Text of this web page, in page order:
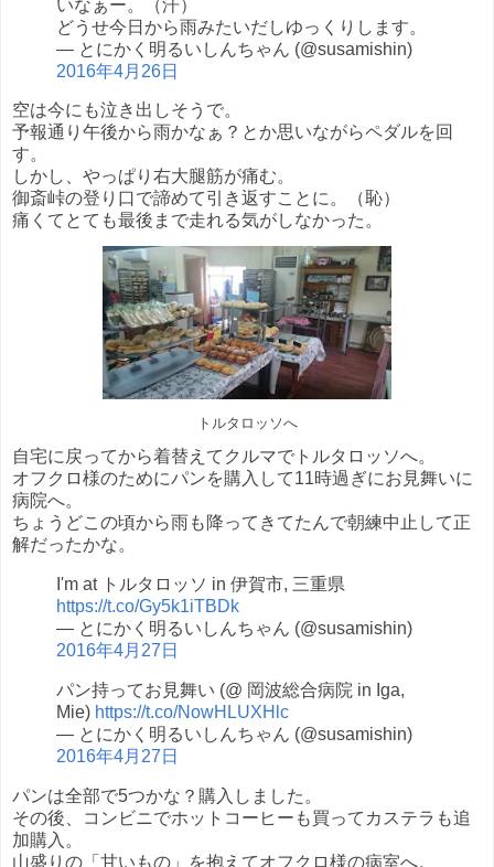
いなぁー。（汗）
どうせ今日から雨みたいだしゆっくりします。
— とにかく明るいしんちゃん (@susamishin)
2016年4月26日
空は今にも泣き出しそうで。
予報通り午後から雨かなぁ？とか思いながらペダルを回
す。
しかし、やっぱり右大腿筋が痛む。
御斎峠の登り口で諦めて引き返すことに。（恥）
痛くてとても最後まで走れる気がしなかった。
トルタロッソへ
自宅に戻ってから着替えてクルマでトルタロッソへ。
オフクロ様のためにパンを購入して11時過ぎにお見舞いに
病院へ。
ちょうどこの頃から雨も降ってきてたんで朝練中止して正
解だったかな。
I'm at トルタロッソ in 伊賀市, 三重県
https://t.co/Gy5k1iTBDk
— とにかく明るいしんちゃん (@susamishin)
2016年4月27日
パン持ってお見舞い (@ 岡波総合病院 in Iga,
Mie) https://t.co/NowHLUXHlc
— とにかく明るいしんちゃん (@susamishin)
2016年4月27日
パンは全部で5つかな？購入しました。
その後、コンビニでホットコーヒーも買ってカステラも追
加購入。
山盛りの「甘いもの」を抱えてオフクロ様の病室へ。